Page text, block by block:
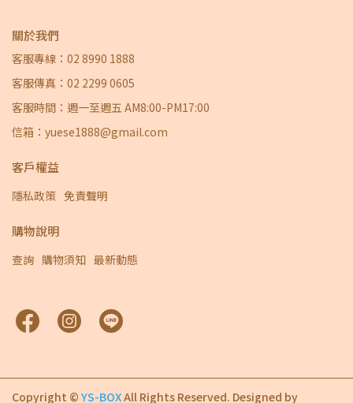
關於我們
客服專線：02 8990 1888
客服傳真：02 2299 0605
客服時間：週一至週五 AM8:00-PM17:00
信箱：yuese1888@gmail.com
客戶權益
隱私政策 免責聲明
購物說明
查詢 購物須知 最新動態
Copyright © YS-BOXAll Rights Reserved. Designed by